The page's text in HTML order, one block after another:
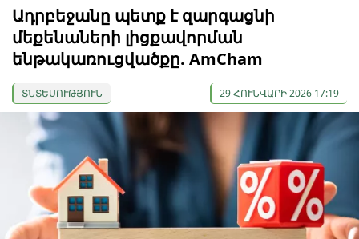
Ադրբեջանը պետք է զարգացնի
մեքենաների լիցքավորման
ենթակառուցվածքը. AmCham
ՏՆՏԵՍՈՒԹՅՈՒՆ 29 ՀՈՒՆՎԱՐԻ 2026 17:19